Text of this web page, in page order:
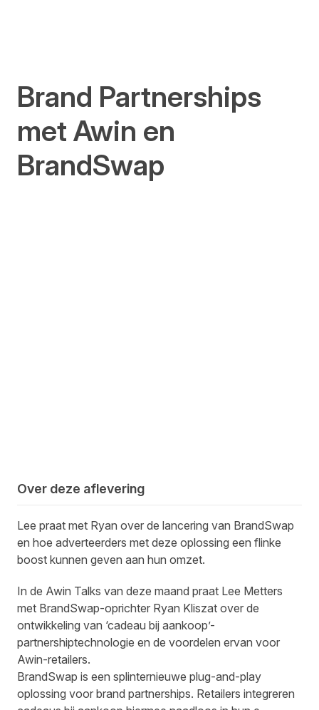
Brand Partnerships
met Awin en
BrandSwap
Over deze aflevering
Lee praat met Ryan over de lancering van BrandSwap
en hoe adverteerders met deze oplossing een flinke
boost kunnen geven aan hun omzet.
In de Awin Talks van deze maand praat Lee Metters
met BrandSwap-oprichter Ryan Kliszat over de
ontwikkeling van ‘cadeau bij aankoop’-
partnershiptechnologie en de voordelen ervan voor
Awin-retailers.
BrandSwap is een splinternieuwe plug-and-play
oplossing voor brand partnerships. Retailers integreren